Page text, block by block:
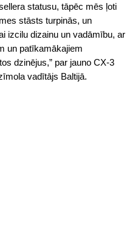
statusu, tāpēc mēs ļoti
stāsts turpinās, un
izcilu dizainu un vadāmību, ar
un patīkamākajiem
dzinējus,” par jauno CX-3
vadītājs Baltijā.